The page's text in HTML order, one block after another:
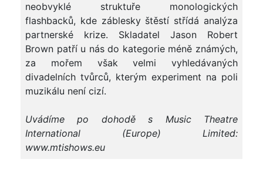
neobvyklé struktuře monologických
flashbacků, kde záblesky štěstí střídá analýza
partnerské krize. Skladatel Jason Robert
Brown patří u nás do kategorie méně známých,
za mořem však velmi vyhledávaných
divadelních tvůrců, kterým experiment na poli
muzikálu není cizí.
Uvádíme po dohodě s Music Theatre
International (Europe) Limited:
www.mtishows.eu